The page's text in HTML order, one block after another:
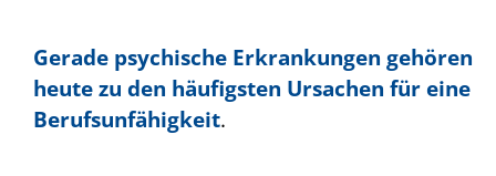
Gerade psychische Erkrankungen gehören
heute zu den häufigsten Ursachen für eine
Berufsunfähigkeit.